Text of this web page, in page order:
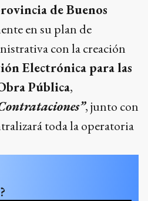
de Buenos
en su plan de
con la creación
Electrónica para las
Pública,
, junto con
toda la operatoria